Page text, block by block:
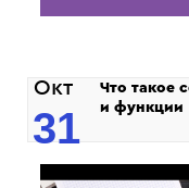
Окт
31
Что такое
и функции